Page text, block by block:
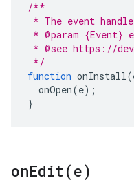
/**
* The event
* @param
* @see https://
*/
function onInstall(
onOpen(e);
}
onEdit(e)